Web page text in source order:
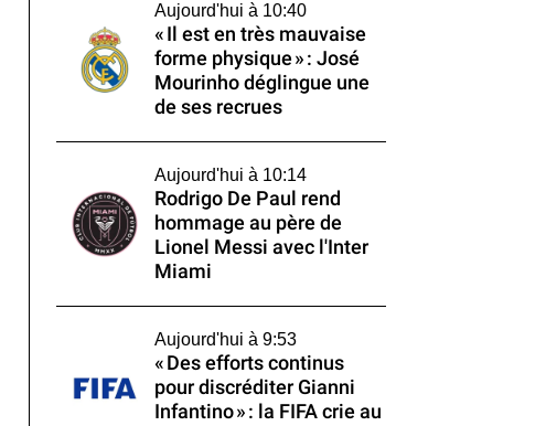
Aujourd'hui à 10:40
« Il est en très mauvaise
forme physique » : José
Mourinho déglingue une
de ses recrues
Aujourd'hui à 10:14
Rodrigo De Paul rend
hommage au père de
Lionel Messi avec l'Inter
Miami
Aujourd'hui à 9:53
« Des efforts continus
pour discréditer Gianni
Infantino » : la FIFA crie au